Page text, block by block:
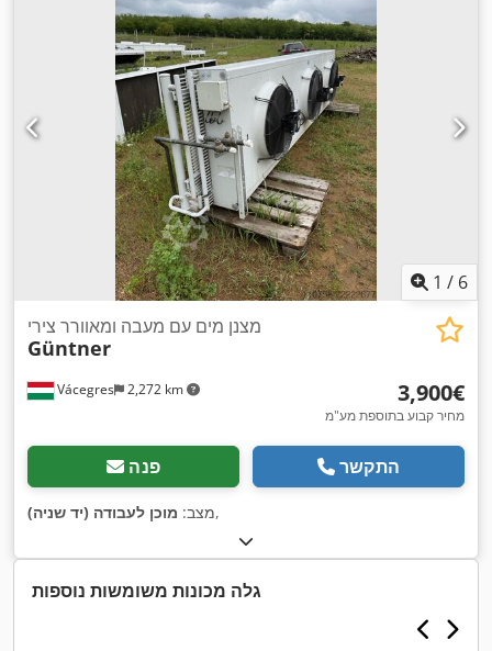
1 / 6
Vácegres 2,272 km
מצנן מים עם מעבה ומאוורר צירי
Güntner
‏3,900 ‏€
מחיר קבוע בתוספת מע"מ
פנה התקשר
מצב: מוכן לעבודה (יד שניה) ,
גלה מכונות משומשות נוספות